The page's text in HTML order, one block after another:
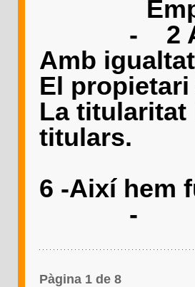
-
2
Amb
El propietari
La titularitat
titulars.
6 -Així hem
-
Pàgina 1 de 8